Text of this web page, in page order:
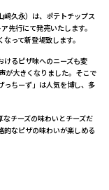
﨑久永）は、ポテトチップス
先行にて発売いたします。
って新登場致します。
けるピザ味へのニーズも変
が大きくなりました。そこで
っちーず」は人気を博し、多
チーズの味わいとチーズだ
的なピザの味わいが楽しめる